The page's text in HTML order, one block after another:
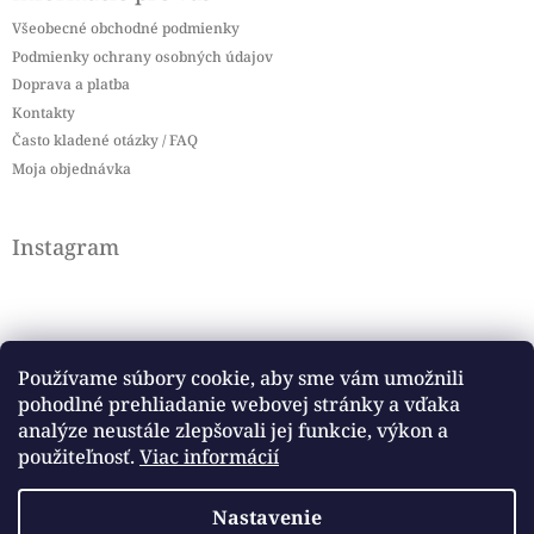
Používame súbory cookie, aby sme vám umožnili
pohodlné prehliadanie webovej stránky a vďaka
analýze neustále zlepšovali jej funkcie, výkon a
použiteľnosť. Viac informácií
Nastavenie
Všeobecné obchodné podmienky
Podmienky ochrany osobných údajov
Doprava a platba
Kontakty
Často kladené otázky / FAQ
Moja objednávka
Instagram
Sledovať na Instagrame
Facebook